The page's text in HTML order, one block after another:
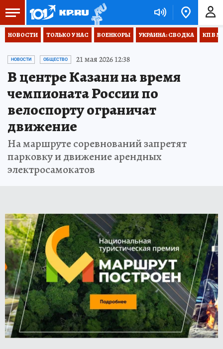
НОВОСТИ ТОЛЬКО У НАС ВОЕНКОРЫ УКРАИНА: СВОДКА КП В
НОВОСТИ ОБЩЕСТВО 21 мая 2026 12:38
В центре Казани на время
чемпионата России по
велоспорту ограничат
движение
На маршруте соревнований запретят
парковку и движение арендных
электросамокатов